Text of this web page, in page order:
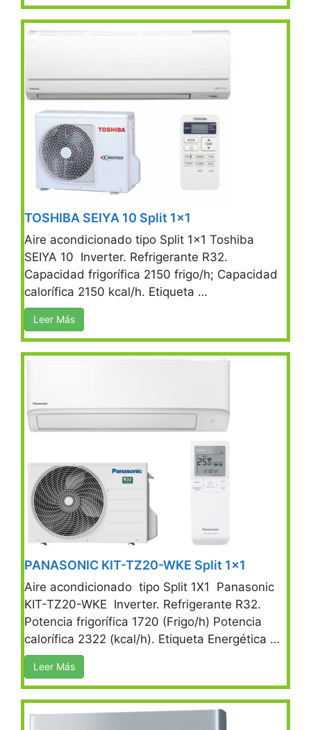
TOSHIBA SEIYA 10 Split 1×1
Aire acondicionado tipo Split 1×1 Toshiba
SEIYA 10 Inverter. Refrigerante R32.
Capacidad frigorífica 2150 frigo/h; Capacidad
calorífica 2150 kcal/h. Etiqueta …
Leer Más
PANASONIC KIT-TZ20-WKE Split 1×1
Aire acondicionado tipo Split 1X1 Panasonic
KIT-TZ20-WKE Inverter. Refrigerante R32.
Potencia frigorífica 1720 (Frigo/h) Potencia
calorífica 2322 (kcal/h). Etiqueta Energética …
Leer Más